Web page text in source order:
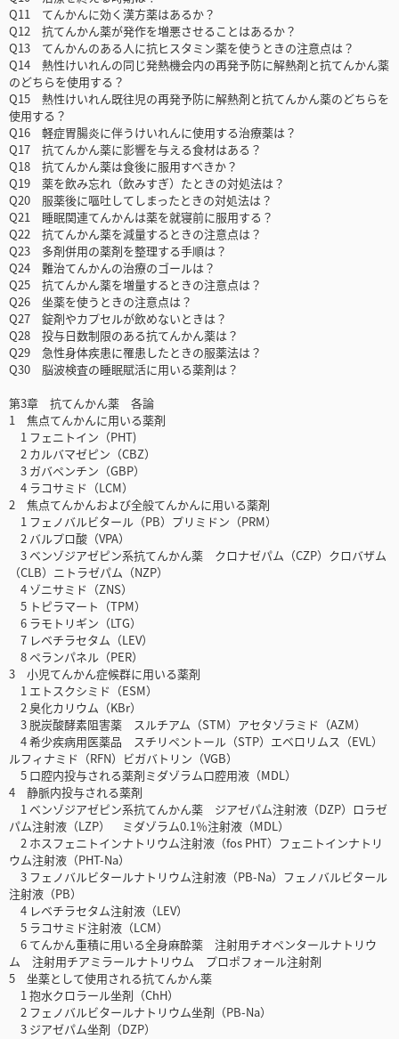
Q11 てんかんに効く漢方薬はあるか？
Q12 抗てんかん薬が発作を増悪させることはあるか？
Q13 てんかんのある人に抗ヒスタミン薬を使うときの注意点は？
Q14 熱性けいれんの同じ発熱機会内の再発予防に解熱剤と抗てんかん薬
のどちらを使用する？
Q15 熱性けいれん既往児の再発予防に解熱剤と抗てんかん薬のどちらを
使用する？
Q16 軽症胃腸炎に伴うけいれんに使用する治療薬は？
Q17 抗てんかん薬に影響を与える食材はある？
Q18 抗てんかん薬は食後に服用すべきか？
Q19 薬を飲み忘れ（飲みすぎ）たときの対処法は？
Q20 服薬後に嘔吐してしまったときの対処法は？
Q21 睡眠関連てんかんは薬を就寝前に服用する？
Q22 抗てんかん薬を減量するときの注意点は？
Q23 多剤併用の薬剤を整理する手順は？
Q24 難治てんかんの治療のゴールは？
Q25 抗てんかん薬を増量するときの注意点は？
Q26 坐薬を使うときの注意点は？
Q27 錠剤やカプセルが飲めないときは？
Q28 投与日数制限のある抗てんかん薬は？
Q29 急性身体疾患に罹患したときの服薬法は？
Q30 脳波検査の睡眠賦活に用いる薬剤は？
第3章 抗てんかん薬 各論
1 焦点てんかんに用いる薬剤
1 フェニトイン（PHT)
2 カルバマゼピン（CBZ）
3 ガバペンチン（GBP）
4 ラコサミド（LCM）
2 焦点てんかんおよび全般てんかんに用いる薬剤
1 フェノバルビタール（PB）プリミドン（PRM）
2 バルプロ酸（VPA）
3 ベンゾジアゼピン系抗てんかん薬 クロナゼパム（CZP）クロバザム
（CLB）ニトラゼパム（NZP）
4 ゾニサミド（ZNS）
5 トピラマート（TPM）
6 ラモトリギン（LTG）
7 レベチラセタム（LEV）
8 ペランパネル（PER）
3 小児てんかん症候群に用いる薬剤
1 エトスクシミド（ESM）
2 臭化カリウム（KBr）
3 脱炭酸酵素阻害薬 スルチアム（STM）アセタゾラミド（AZM）
4 希少疾病用医薬品 スチリペントール（STP）エベロリムス（EVL）
ルフィナミド（RFN）ビガバトリン（VGB）
5 口腔内投与される薬剤ミダゾラム口腔用液（MDL）
4 静脈内投与される薬剤
1 ベンゾジアゼピン系抗てんかん薬 ジアゼパム注射液（DZP）ロラゼ
パム注射液（LZP） ミダゾラム0.1％注射液（MDL）
2 ホスフェニトインナトリウム注射液（fos PHT）フェニトインナトリ
ウム注射液（PHT-Na）
3 フェノバルビタールナトリウム注射液（PB-Na）フェノバルビタール
注射液（PB）
4 レベチラセタム注射液（LEV）
5 ラコサミド注射液（LCM）
6 てんかん重積に用いる全身麻酔薬 注射用チオペンタールナトリウ
ム 注射用チアミラールナトリウム プロポフォール注射剤
5 坐薬として使用される抗てんかん薬
1 抱水クロラール坐剤（ChH）
2 フェノバルビタールナトリウム坐剤（PB-Na）
3 ジアゼパム坐剤（DZP）